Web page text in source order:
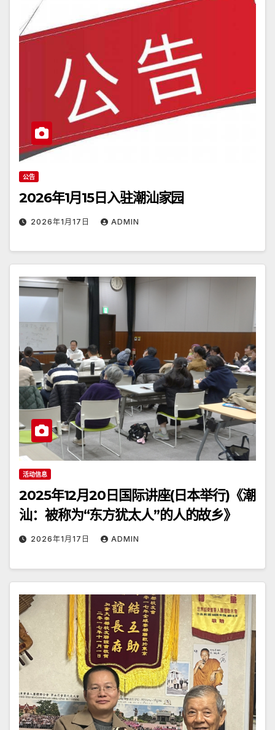
公告
2026年1月15日入驻潮汕家园
2026年1月17日 ADMIN
活动信息
2025年12月20日国际讲座(日本举行)《潮
汕：被称为“东方犹太人”的人的故乡》
2026年1月17日 ADMIN